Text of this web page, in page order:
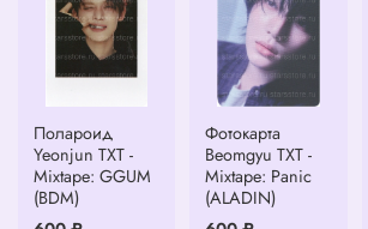
Полароид
Yeonjun TXT -
Mixtape: GGUM
(BDM)
Фотокарта
Beomgyu TXT -
Mixtape: Panic
(ALADIN)